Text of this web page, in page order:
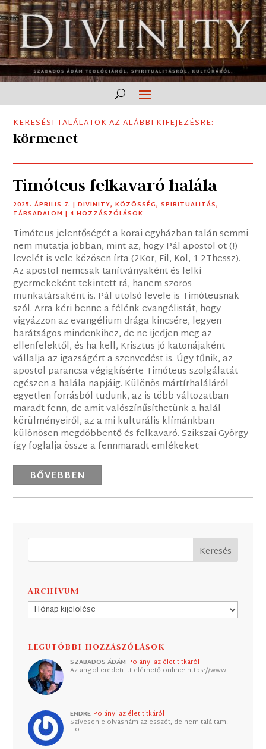
KERESÉSI TALÁLATOK AZ ALÁBBI KIFEJEZÉSRE:
körmenet
Timóteus felkavaró halála
2025. ÁPRILIS 7. |DIVINITY,KÖZÖSSÉG,SPIRITUALITÁS,
TÁRSADALOM | 4 HOZZÁSZÓLÁSOK
Timóteus jelentőségét a korai egyházban talán semmi
nem mutatja jobban, mint az, hogy Pál apostol öt (!)
levelét is vele közösen írta (2Kor, Fil, Kol, 1-2Thessz).
Az apostol nemcsak tanítványaként és lelki
gyermekeként tekintett rá, hanem szoros
munkatársaként is. Pál utolsó levele is Timóteusnak
szól. Arra kéri benne a félénk evangélistát, hogy
vigyázzon az evangélium drága kincsére, legyen
barátságos mindenkihez, de ne ijedjen meg az
ellenfelektől, és ha kell, Krisztus jó katonájaként
vállalja az igazságért a szenvedést is. Úgy tűnik, az
apostol parancsa végigkísérte Timóteus szolgálatát
egészen a halála napjáig. Különös mártírhaláláról
egyetlen forrásból tudunk, az is több változatban
maradt fenn, de amit valószínűsíthetünk a halál
körülményeiről, az a mi kulturális klímánkban
különösen megdöbbentő és felkavaró. Szikszai György
így foglalja össze a fennmaradt emlékeket:
BŐVEBBEN
ARCHÍVUM
Archívum
LEGUTÓBBI HOZZÁSZÓLÁSOK
SZABADOS ÁDÁM Polányi az élet titkáról
Az angol eredeti itt elérhető online: https://www.…
ENDRE Polányi az élet titkáról
Szívesen elolvasnám az esszét, de nem találtam.
Ho…